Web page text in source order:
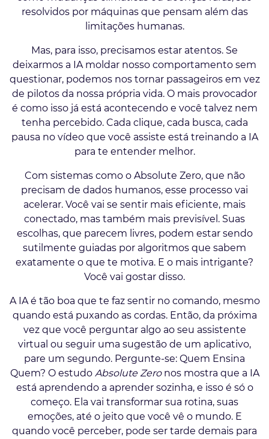
resolvidos por máquinas que pensam além das
limitações humanas.
Mas, para isso, precisamos estar atentos. Se
deixarmos a IA moldar nosso comportamento sem
questionar, podemos nos tornar passageiros em vez
de pilotos da nossa própria vida. O mais provocador
é como isso já está acontecendo e você talvez nem
tenha percebido. Cada clique, cada busca, cada
pausa no vídeo que você assiste está treinando a IA
para te entender melhor.
Com sistemas como o Absolute Zero, que não
precisam de dados humanos, esse processo vai
acelerar. Você vai se sentir mais eficiente, mais
conectado, mas também mais previsível. Suas
escolhas, que parecem livres, podem estar sendo
sutilmente guiadas por algoritmos que sabem
exatamente o que te motiva. E o mais intrigante?
Você vai gostar disso.
A IA é tão boa que te faz sentir no comando, mesmo
quando está puxando as cordas. Então, da próxima
vez que você perguntar algo ao seu assistente
virtual ou seguir uma sugestão de um aplicativo,
pare um segundo. Pergunte-se: Quem Ensina
Quem? O estudo Absolute Zeronos mostra que a IA
está aprendendo a aprender sozinha, e isso é só o
começo. Ela vai transformar sua rotina, suas
emoções, até o jeito que você vê o mundo. E
quando você perceber, pode ser tarde demais para